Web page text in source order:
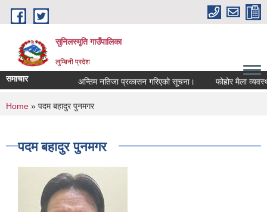
Skip to main content
सुनिलस्मृति गाउँपालिका
लुम्बिनी प्रदेश
समाचार अन्तिम नतिजा प्रकासन गरिएकाे सूचना। फोहोर मैला
You are here
Home » पदम बहादुर पुनमगर
पदम बहादुर पुनमगर